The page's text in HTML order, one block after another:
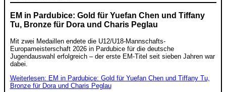
EM in Pardubice: Gold für Yuefan Chen und Tiffany
Tu, Bronze für Dora und Charis Peglau
Mit zwei Medaillen endete die U12/U18-Mannschafts-
Europameisterschaft 2026 in Pardubice für die deutsche
Jugendauswahl erfolgreich – der erste EM-Titel seit sieben Jahren war
dabei.
Weiterlesen: EM in Pardubice: Gold für Yuefan Chen und Tiffany Tu,
Bronze für Dora und Charis Peglau